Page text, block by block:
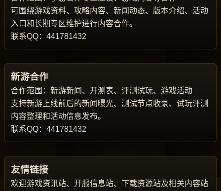
可围绕游戏资料、攻略内容、新闻动态、版本介绍、活动
入口和长期专区维护进行内容合作。
联系QQ：441781432
新游合作
合作范围：新游新闻、开测表、评测试玩、游戏活动
支持新游上线前后的新闻曝光、测试节点收录、试玩评测
内容整理和活动信息发布。
联系QQ：441781432
友情链接
欢迎游戏资讯站、开服信息站、下载资源站及相关内容站